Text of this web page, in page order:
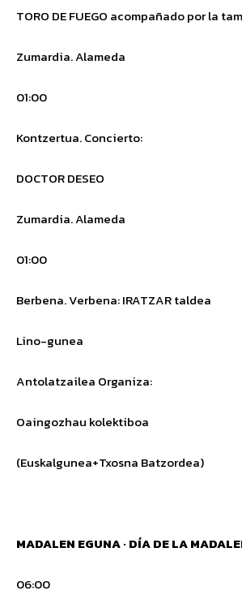
TORO DE FUEGO acompañado por la
Zumardia.Alameda
01:00
Kontzertua.Concierto:
DOCTOR DESEO
Zumardia.Alameda
01:00
Berbena.Verbena: IRATZARtaldea
Lino-gunea
Antolatzailea Organiza:
Oaingozhau kolektiboa
(Euskalgunea+Txosna Batzordea)
MADALEN EGUNA · DÍA DE LA
06:00